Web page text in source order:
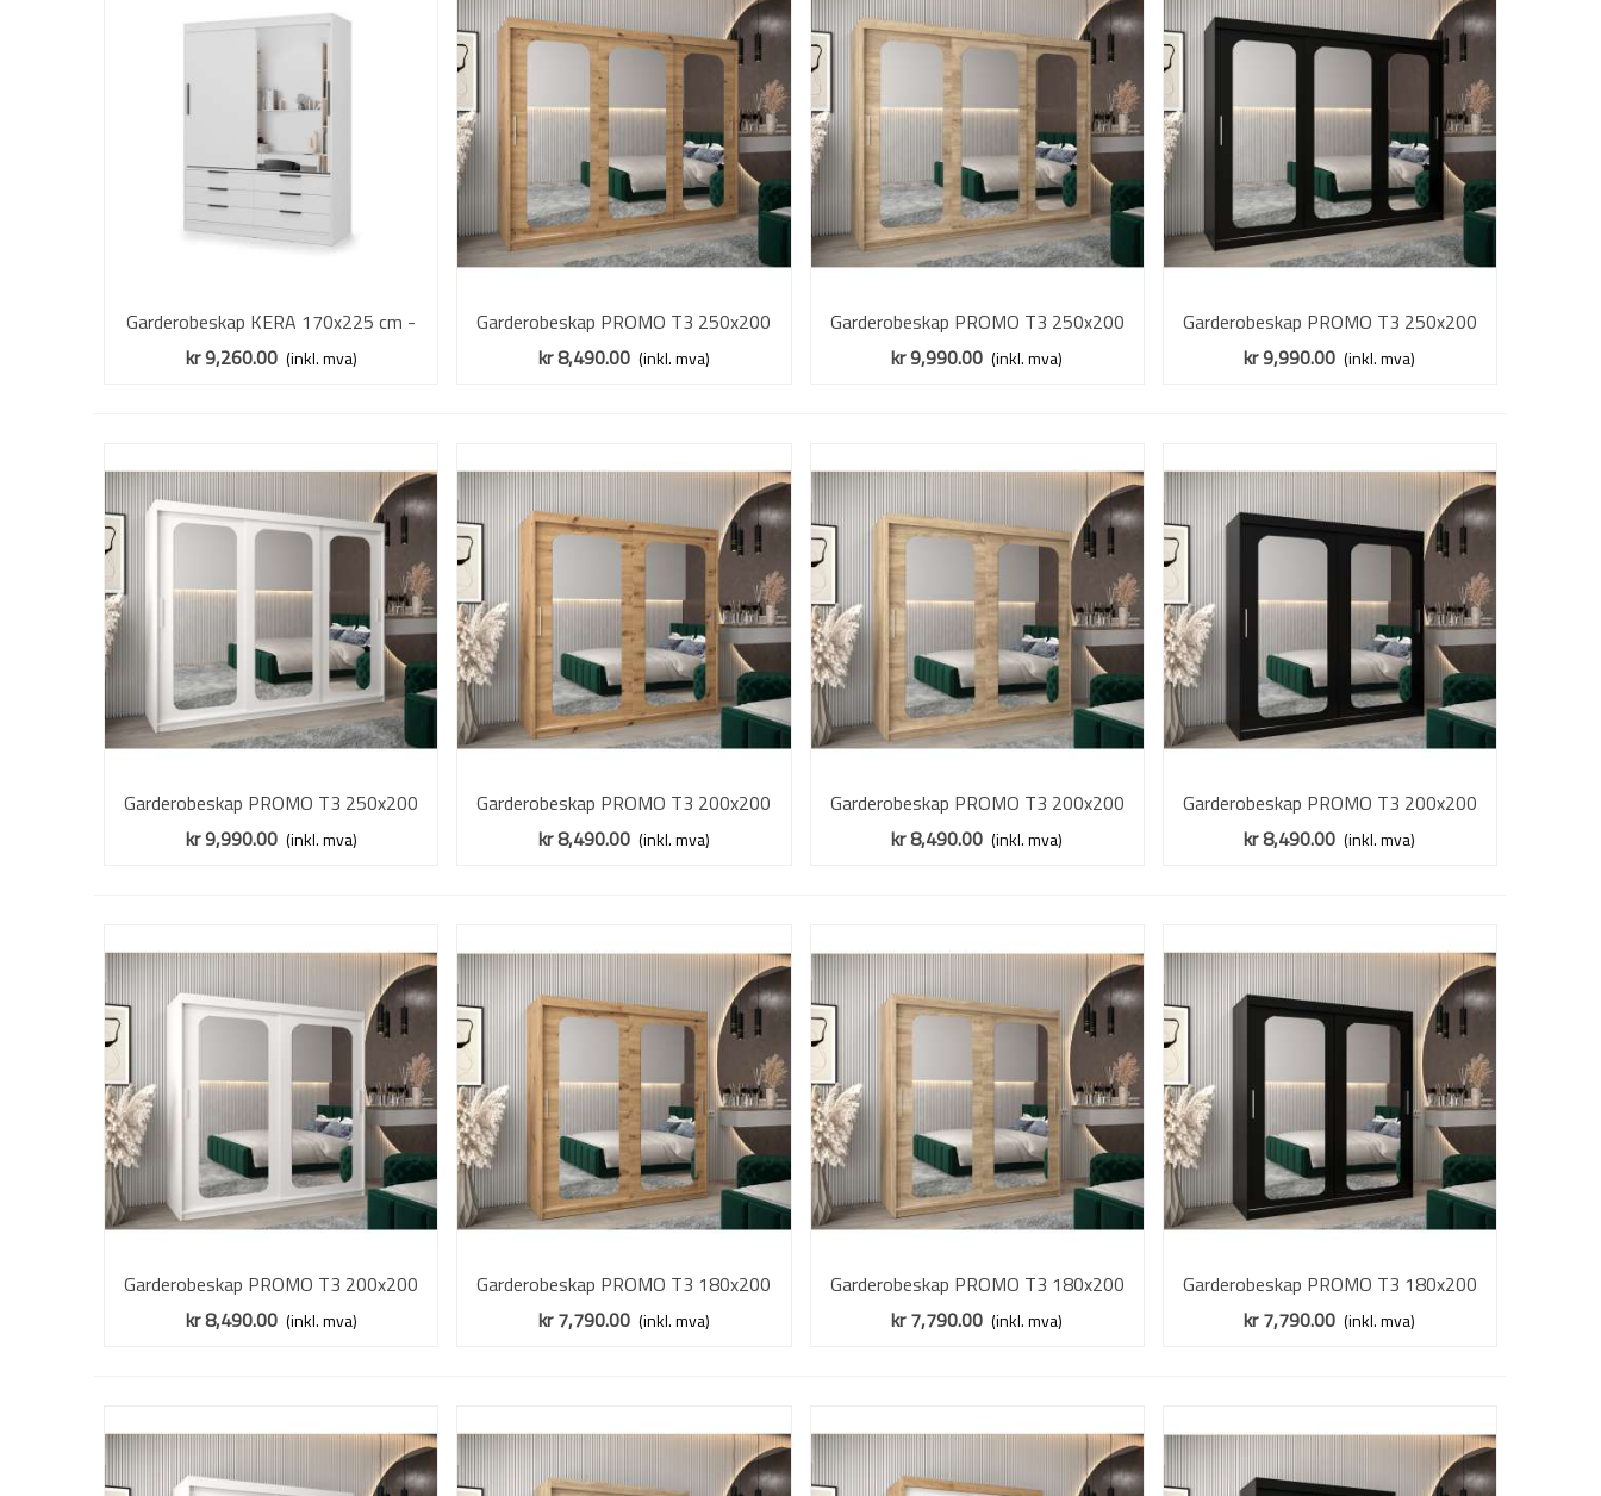
Vis mer
Garderobeskap KERA 170x225 cm -
hvit matt - skyvedører - 6 skuffer
kr 9,260.00 (inkl. mva)
Vis mer
Garderobeskap PROMO T3 250x200
cm - eik artisan - skyvedører - speil
kr 8,490.00 (inkl. mva)
Vis mer
Garderobeskap PROMO T3 250x200
cm - eik sonoma - skyvedører - speil
kr 9,990.00 (inkl. mva)
Vis mer
Garderobeskap PROMO T3 250x200
cm - svart matt - skyvedører - speil
kr 9,990.00 (inkl. mva)
Vis mer
Garderobeskap PROMO T3 250x200
cm - hvit matt - skyvedører - speil
kr 9,990.00 (inkl. mva)
Vis mer
Garderobeskap PROMO T3 200x200
cm - eik artisan - skyvedører - speil
kr 8,490.00 (inkl. mva)
Vis mer
Garderobeskap PROMO T3 200x200
cm - eik sonoma - skyvedører - speil
kr 8,490.00 (inkl. mva)
Vis mer
Garderobeskap PROMO T3 200x200
cm - svart matt - skyvedører - speil
kr 8,490.00 (inkl. mva)
Vis mer
Garderobeskap PROMO T3 200x200
cm - hvit matt - skyvedører - speil
kr 8,490.00 (inkl. mva)
Vis mer
Garderobeskap PROMO T3 180x200
cm - eik artisan - skyvedører - speil
kr 7,790.00 (inkl. mva)
Vis mer
Garderobeskap PROMO T3 180x200
cm - eik sonoma - skyvedører - speil
kr 7,790.00 (inkl. mva)
Vis mer
Garderobeskap PROMO T3 180x200
cm - svart matt - skyvedører - speil
kr 7,790.00 (inkl. mva)